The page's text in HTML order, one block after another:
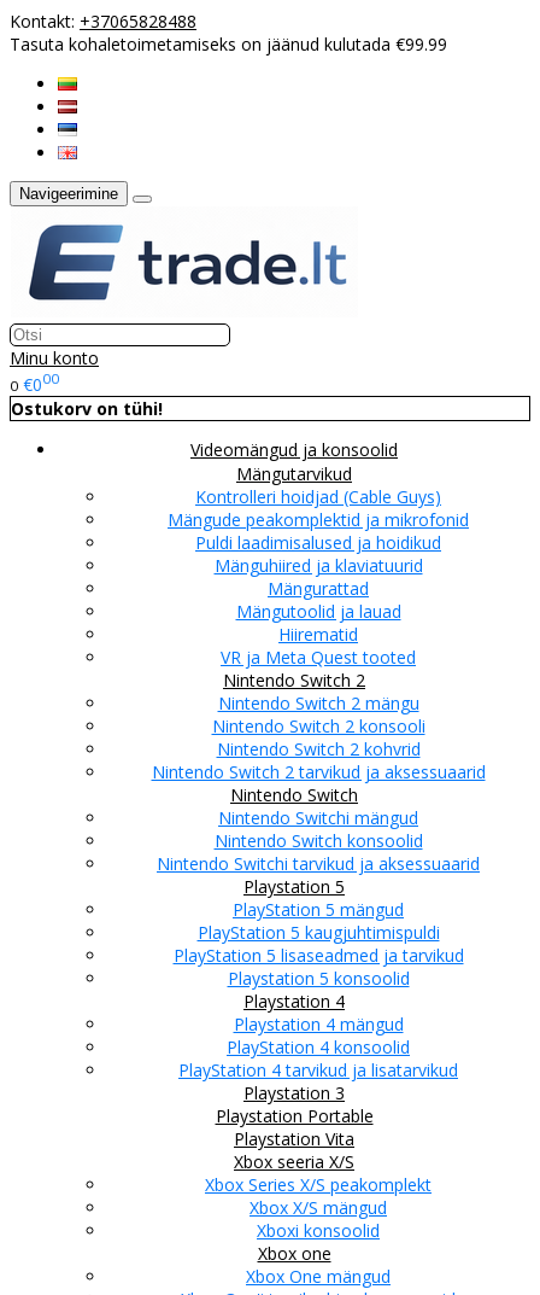
Kontakt: +37065828488
Tasuta kohaletoimetamiseks on jäänud kulutada €99.99
Navigeerimine
Minu konto
0 €000
Ostukorv on tühi!
Videomängud ja konsoolid
Mängutarvikud
Kontrolleri hoidjad (Cable Guys)
Mängude peakomplektid ja mikrofonid
Puldi laadimisalused ja hoidikud
Mänguhiired ja klaviatuurid
Mängurattad
Mängutoolid ja lauad
Hiirematid
VR ja Meta Quest tooted
Nintendo Switch 2
Nintendo Switch 2 mängu
Nintendo Switch 2 konsooli
Nintendo Switch 2 kohvrid
Nintendo Switch 2 tarvikud ja aksessuaarid
Nintendo Switch
Nintendo Switchi mängud
Nintendo Switch konsoolid
Nintendo Switchi tarvikud ja aksessuaarid
Playstation 5
PlayStation 5 mängud
PlayStation 5 kaugjuhtimispuldi
PlayStation 5 lisaseadmed ja tarvikud
Playstation 5 konsoolid
Playstation 4
Playstation 4 mängud
PlayStation 4 konsoolid
PlayStation 4 tarvikud ja lisatarvikud
Playstation 3
Playstation Portable
Playstation Vita
Xbox seeria X/S
Xbox Series X/S peakomplekt
Xbox X/S mängud
Xboxi konsoolid
Xbox one
Xbox One mängud